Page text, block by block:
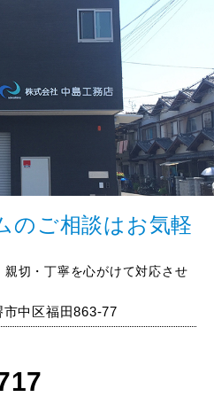
のご相談はお気軽
切・丁寧を心がけて対応させ
中区福田863-77